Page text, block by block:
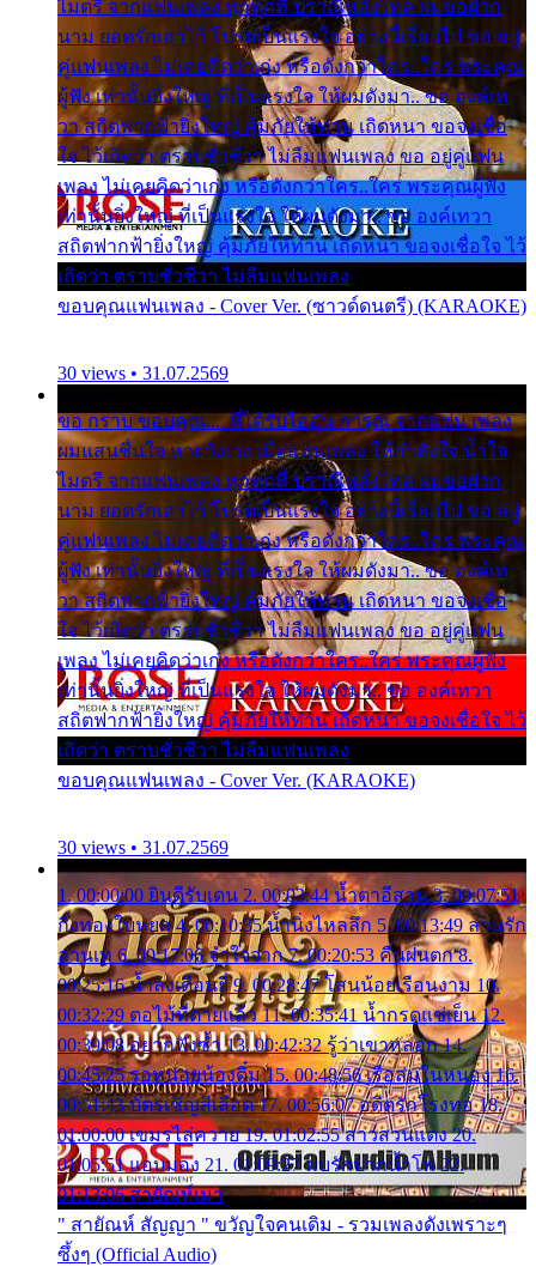
ไมตรี จากแฟนเพลง ทุกทุกที่ ปราณีหลั่งไหล ผมขอฝาก
นาม ยอดรักเอาไว้ โปรดเป็นแรงใจ อย่างนี้เรื่อยไป ขอ อยู่
คู่แฟนเพลง ไม่เคยคิดว่าเก่ง หรือดังกว่าใคร..ใคร พระคุณ
ผู้ฟัง เท่านั้นยิ่งใหญ่ ที่เป็นแรงใจ ให้ผมดังมา.. ขอ องค์เท
วา สถิตฟากฟ้ายิ่งใหญ่ คุ้มภัยให้ท่าน เถิดหนา ขอจงเชื่อ
ใจ ไว้เถิดว่า ตราบชั่วชีวา ไม่ลืมแฟนเพลง ขอ อยู่คู่แฟน
เพลง ไม่เคยคิดว่าเก่ง หรือดังกว่าใคร..ใคร พระคุณผู้ฟัง
เท่านั้นยิ่งใหญ่ ที่เป็นแรงใจ ให้ผมดังมา.. ขอ องค์เทวา
สถิตฟากฟ้ายิ่งใหญ่ คุ้มภัยให้ท่าน เถิดหนา ขอจงเชื่อใจ ไว้
เถิดว่า ตราบชั่วชีวา ไม่ลืมแฟนเพลง
ขอบคุณแฟนเพลง - Cover Ver. (ซาวด์ดนตรี) (KARAOKE)
30 views • 31.07.2569
ขอ กราบ ขอบคุณ.... ที่ได้รับไออุ่น การุณ จากแฟน เพลง
ผมแสนชื่นใจ หายวังเวง เมื่อแฟนเพลง ให้กำลังใจ น้ำใจ
ไมตรี จากแฟนเพลง ทุกทุกที่ ปราณีหลั่งไหล ผมขอฝาก
นาม ยอดรักเอาไว้ โปรดเป็นแรงใจ อย่างนี้เรื่อยไป ขอ อยู่
คู่แฟนเพลง ไม่เคยคิดว่าเก่ง หรือดังกว่าใคร..ใคร พระคุณ
ผู้ฟัง เท่านั้นยิ่งใหญ่ ที่เป็นแรงใจ ให้ผมดังมา.. ขอ องค์เท
วา สถิตฟากฟ้ายิ่งใหญ่ คุ้มภัยให้ท่าน เถิดหนา ขอจงเชื่อ
ใจ ไว้เถิดว่า ตราบชั่วชีวา ไม่ลืมแฟนเพลง ขอ อยู่คู่แฟน
เพลง ไม่เคยคิดว่าเก่ง หรือดังกว่าใคร..ใคร พระคุณผู้ฟัง
เท่านั้นยิ่งใหญ่ ที่เป็นแรงใจ ให้ผมดังมา.. ขอ องค์เทวา
สถิตฟากฟ้ายิ่งใหญ่ คุ้มภัยให้ท่าน เถิดหนา ขอจงเชื่อใจ ไว้
เถิดว่า ตราบชั่วชีวา ไม่ลืมแฟนเพลง
ขอบคุณแฟนเพลง - Cover Ver. (KARAOKE)
30 views • 31.07.2569
1. 00:00:00 ยินดีรับเดน 2. 00:03:44 น้ำตาอีสาน 3. 00:07:51
กิ่งทองใบหยก 4. 00:10:35 น้ำนิ่งไหลลึก 5. 00:13:49 ลานรัก
ลานเท 6. 00:17:06 จำใจจาก 7. 00:20:53 คืนฝนตก 8.
00:25:16 น้ำลงเดือนยี่ 9. 00:28:47 โสนน้อยเรือนงาม 10.
00:32:29 ตอไม้ที่ตายแล้ว 11. 00:35:41 น้ำกรดแช่เย็น 12.
00:39:08 อยากฟังซ้ำ 13. 00:42:32 รู้ว่าเขาหลอก 14.
00:45:25 รอหน่อยน้องติ๋ม 15. 00:48:56 เรือล่มในหนอง 16.
00:51:43 บัตรเชิญสีเลือด 17. 00:56:07 อดีตรักโรงทอ 18.
01:00:00 เขมรไล่ควาย 19. 01:02:55 สาวสวนแตง 20.
01:05:51 แอบมอง 21. 01:09:27 พบรักปากน้ำโพ 22.
01:13:06 สายัณห์เมา
" สายัณห์ สัญญา " ขวัญใจคนเดิม - รวมเพลงดังเพราะๆ
ซึ้งๆ (Official Audio)